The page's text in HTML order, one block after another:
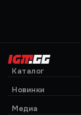
Каталог
Новинки
Медиа